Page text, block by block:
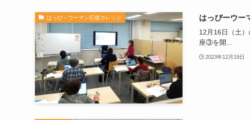
はっぴ～ウーマン応援カレッジ はっぴーウー
12月16日（土
座③を開...
2023年12月19日